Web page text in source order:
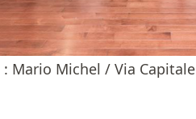
Mario Michel / Via Capitale